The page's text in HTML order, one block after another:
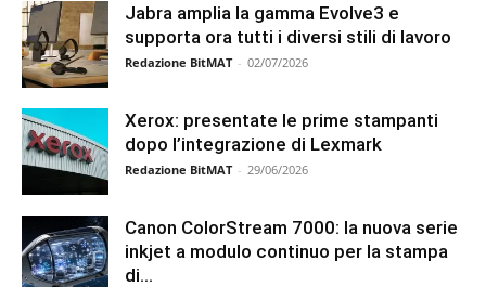
Jabra amplia la gamma Evolve3 e
supporta ora tutti i diversi stili di lavoro
Redazione BitMAT - 02/07/2026
Xerox: presentate le prime stampanti
dopo l’integrazione di Lexmark
Redazione BitMAT - 29/06/2026
Canon ColorStream 7000: la nuova serie
inkjet a modulo continuo per la stampa
di...